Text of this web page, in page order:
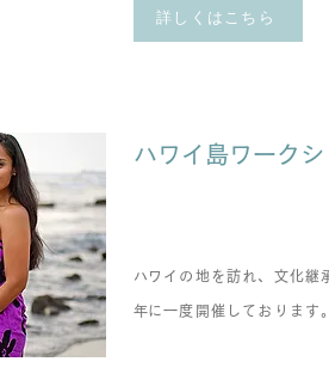
詳しくはこちら
ハワイ島ワーク
ハワイの地を訪れ、文化継
​年に一度開催しております。